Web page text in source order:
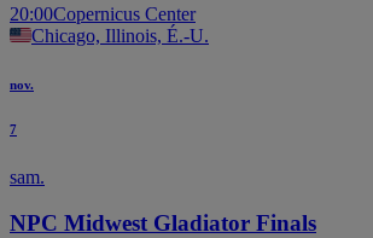
20:00Copernicus Center
Chicago, Illinois, É.-U.
nov.
7
sam.
NPC Midwest Gladiator Finals